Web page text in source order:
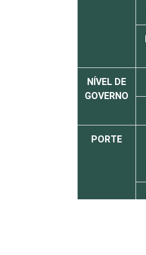
NÍVEL DE
GOVERNO
PORTE